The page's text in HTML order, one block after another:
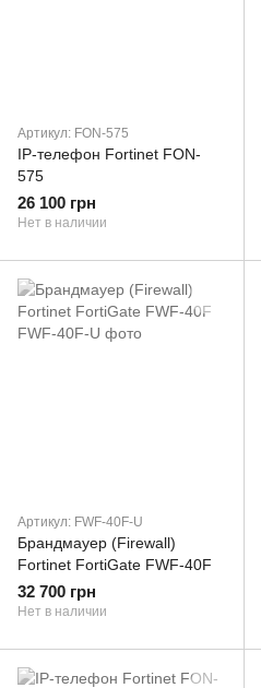
Артикул: FON-575
IP-телефон Fortinet FON-
575
26 100 грн
Нет в наличии
Артикул: FWF-40F-U
Брандмауер (Firewall)
Fortinet FortiGate FWF-40F
32 700 грн
Нет в наличии